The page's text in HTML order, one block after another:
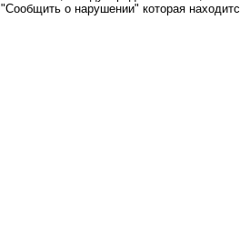
"Сообщить о нарушении" которая